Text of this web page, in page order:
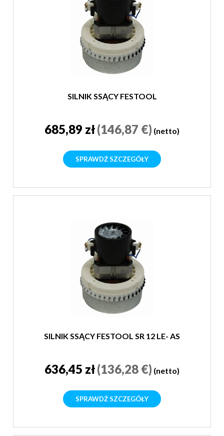
SILNIK SSĄCY FESTOOL
685,89 zł(146,87 €) (netto)
SPRAWDŹ SZCZEGÓŁY
SILNIK SSĄCY FESTOOL SR 12 LE- AS
636,45 zł(136,28 €) (netto)
SPRAWDŹ SZCZEGÓŁY